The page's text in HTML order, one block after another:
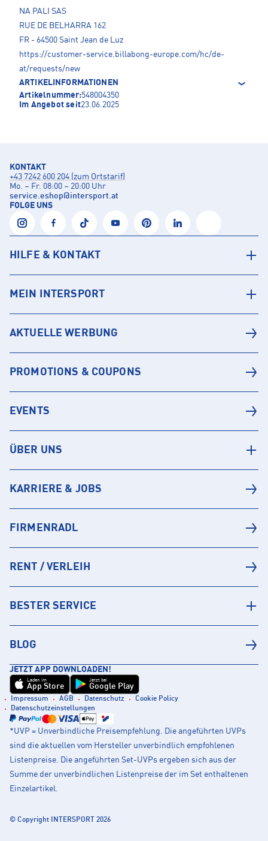
NA PALI SAS
RUE DE BELHARRA 162
FR - 64500 Saint Jean de Luz
https://customer-service.billabong-europe.com/hc/de-
at/requests/new
ARTIKELINFORMATIONEN
Artikelnummer:548004350
Im Angebot seit23.06.2025
KONTAKT
+43 7242 600 204 (zum Ortstarif)
Mo. – Fr. 08:00 – 20:00 Uhr
service.eshop@intersport.at
FOLGE UNS
HILFE & KONTAKT
MEIN INTERSPORT
AKTUELLE WERBUNG
PROMOTIONS & COUPONS
EVENTS
ÜBER UNS
KARRIERE & JOBS
FIRMENRADL
RENT / VERLEIH
BESTER SERVICE
BLOG
JETZT APP DOWNLOADEN!
Laden im
App Store
Jetzt bei
Google Play
Impressum AGB Datenschutz
Cookie Policy
Datenschutzeinstellungen
*UVP = Unverbindliche Preisempfehlung. Die angeführten UVPs
sind die aktuellen vom Hersteller unverbindlich empfohlenen
Listenpreise. Die angeführten Set-UVPs ergeben sich aus der
Summe der unverbindlichen Listenpreise der im Set enthaltenen
Einzelartikel.
© Copyright INTERSPORT 2026